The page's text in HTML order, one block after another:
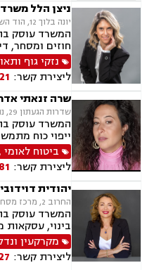
ניצן הלל משרד
יונה בלוך 12, הוד השרון
המשרד עוסק
חוזים ומסחר,
כוח מתמשך
נזקי גוף
ליצירת קשר:
שרה זנאתי
שדרות הגעתון 29, נהריה
המשרד עוסק
ייפוי כוח
הסכמי ממון,
משמורת,
גוף ותאונות,
תלמידים,
ביטוח לאומי
ליצירת קשר:
יהודית
החרוב 2, מרכז מסחרי נווה אילן, יבנה
המשרד עוסק
בינוי, עסקאות
מושבים
מקרקעין
ליצירת קשר: